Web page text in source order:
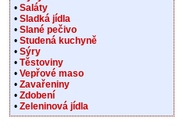
• Saláty
• Sladká jídla
• Slané pečivo
• Studená kuchyně
• Sýry
• Těstoviny
• Vepřové maso
• Zavařeniny
• Zdobení
• Zeleninová jídla